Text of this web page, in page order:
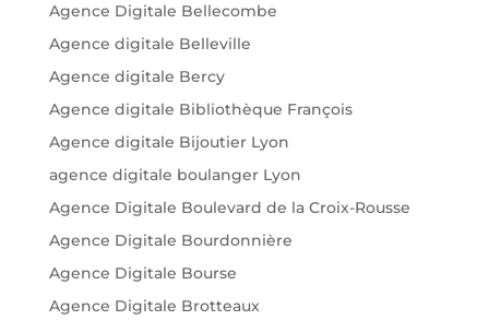
Agence Digitale Bellecombe
Agence digitale Belleville
Agence digitale Bercy
Agence digitale Bibliothèque François
Agence digitale Bijoutier Lyon
agence digitale boulanger Lyon
Agence Digitale Boulevard de la Croix-Rousse
Agence Digitale Bourdonnière
Agence Digitale Bourse
Agence Digitale Brotteaux